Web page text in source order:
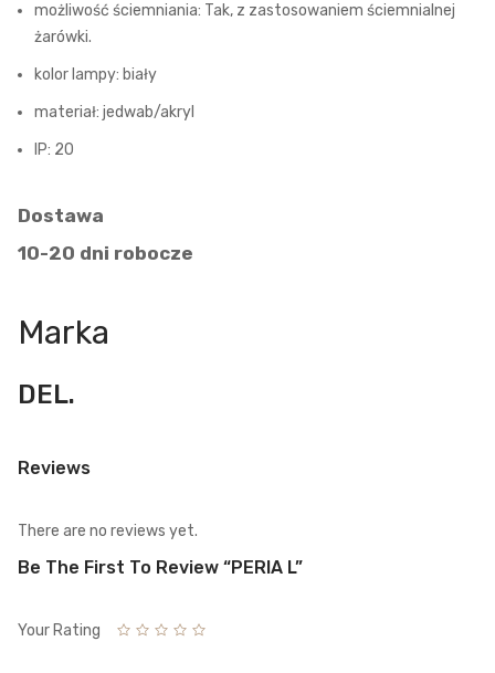
możliwość ściemniania: Tak, z zastosowaniem ściemnialnej
żarówki.
kolor lampy: biały
materiał: jedwab/akryl
IP: 20
Dostawa
10-20 dni robocze
Marka
DEL.
Reviews
There are no reviews yet.
Be The First To Review “PERIA L”
Your Rating